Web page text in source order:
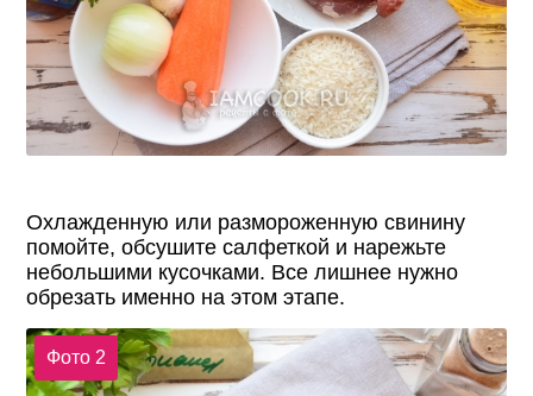
Охлажденную или размороженную свинину
помойте, обсушите салфеткой и нарежьте
небольшими кусочками. Все лишнее нужно
обрезать именно на этом этапе.
Фото 2